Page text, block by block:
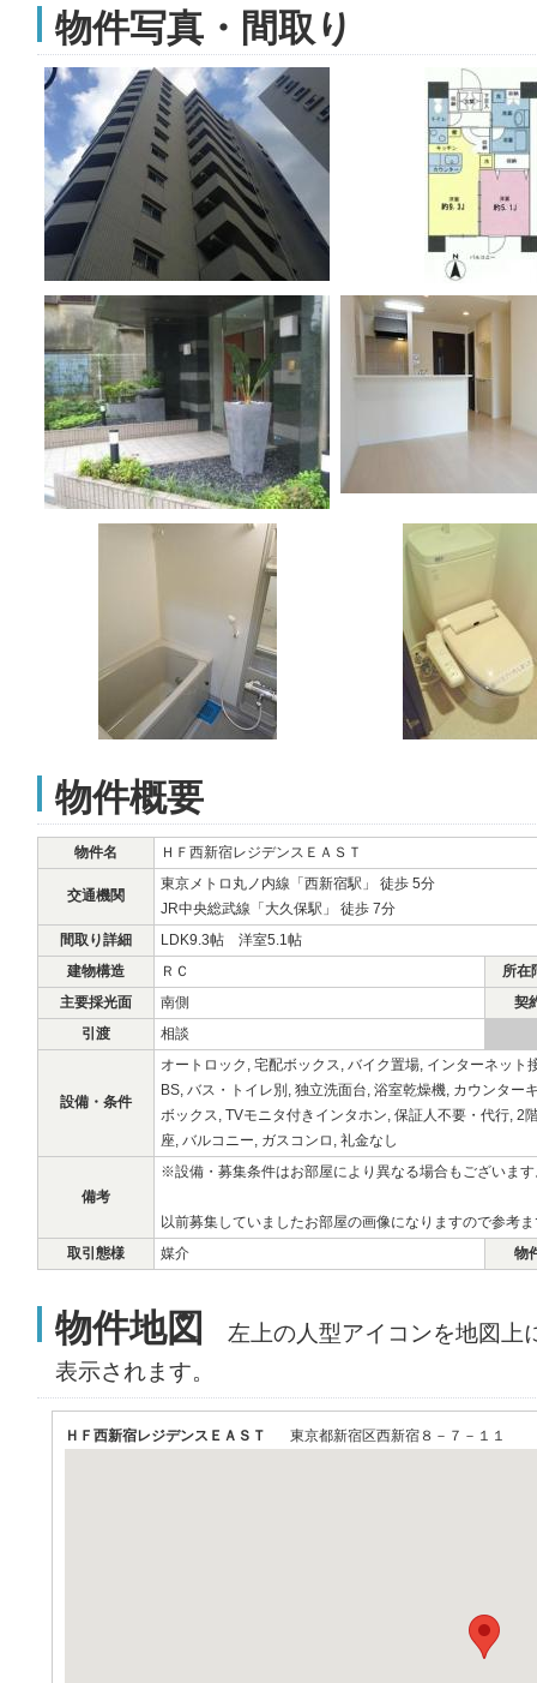
物件写真・間取り
物件概要
物件名 ＨＦ西新宿レジデンスＥＡＳＴ
交通機関
東京メトロ丸ノ内線「西新宿駅」 徒歩 5分
JR中央総武線「大久保駅」 徒歩 7分
間取り詳細
LDK9.3帖 洋室5.1帖
建物構造
ＲＣ
所在
主要採光面
南側
契
引渡
相談
設備・条件
オートロック, 宅配ボックス, バイク置場, インターネッ
BS, バス・トイレ別, 独立洗面台, 浴室乾燥機, カウンタ
ボックス, TVモニタ付きインタホン, 保証人不要・代行, 2
座, バルコニー, ガスコンロ, 礼金なし
備考
※設備・募集条件はお部屋により異なる場合もございま
以前募集していましたお部屋の画像になりますので参考
取引態様
媒介 物
物件地図
左上の人型アイコンを地図上
表示されます。
ＨＦ西新宿レジデンスＥＡＳＴ 東京都新宿区西新宿８－７－１１